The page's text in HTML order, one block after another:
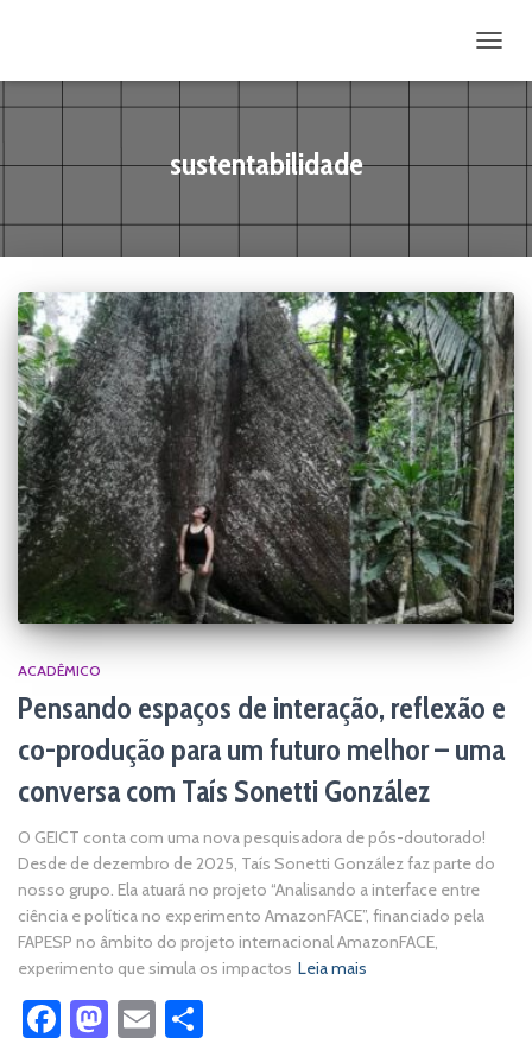
sustentabilidade
ACADÊMICO
Pensando espaços de interação, reflexão e
co-produção para um futuro melhor – uma
conversa com Taís Sonetti González
O GEICT conta com uma nova pesquisadora de pós-doutorado!
Desde de dezembro de 2025, Taís Sonetti González faz parte do
nosso grupo. Ela atuará no projeto “Analisando a interface entre
ciência e política no experimento AmazonFACE”, financiado pela
FAPESP no âmbito do projeto internacional AmazonFACE,
experimento que simula os impactos Leia mais
Facebook
Mastodon
Email